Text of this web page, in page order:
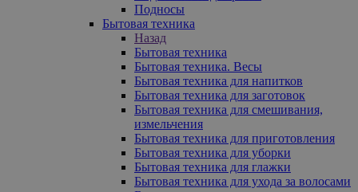
Подносы
Бытовая техника
Назад
Бытовая техника
Бытовая техника. Весы
Бытовая техника для напитков
Бытовая техника для заготовок
Бытовая техника для смешивания,
измельчения
Бытовая техника для приготовления
Бытовая техника для уборки
Бытовая техника для глажки
Бытовая техника для ухода за волосами